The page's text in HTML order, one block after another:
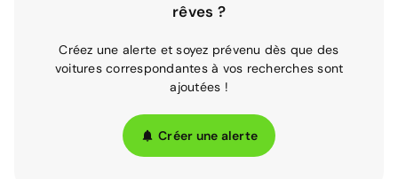
rêves ?
Créez une alerte et soyez prévenu dès que des
voitures correspondantes à vos recherches sont
ajoutées !
Créer une alerte